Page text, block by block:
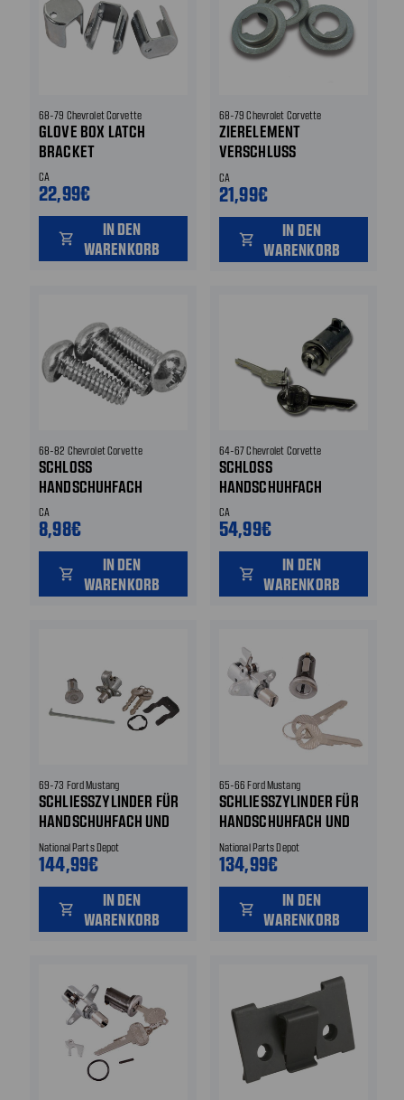
68-79 Chevrolet Corvette
GLOVE BOX LATCH
BRACKET
CA
22,99€
shopping_cart
IN DEN
WARENKORB
68-79 Chevrolet Corvette
ZIERELEMENT
VERSCHLUSS
HANDSCHUHFACH
CA
21,99€
shopping_cart
IN DEN
WARENKORB
68-82 Chevrolet Corvette
SCHLOSS
HANDSCHUHFACH
CA
8,98€
shopping_cart
IN DEN
WARENKORB
64-67 Chevrolet Corvette
SCHLOSS
HANDSCHUHFACH
CA
54,99€
shopping_cart
IN DEN
WARENKORB
69-73 Ford Mustang
SCHLIESSZYLINDER FÜR H
ANDSCHUHFACH UND K
OFFERRAUM
National Parts Depot
144,99€
shopping_cart
IN DEN
WARENKORB
65-66 Ford Mustang
SCHLIESSZYLINDER FÜR H
ANDSCHUHFACH UND K
OFFERRAUM MIT FORD V
STYLE SCHLÜSSELN
National Parts Depot
134,99€
shopping_cart
IN DEN
WARENKORB